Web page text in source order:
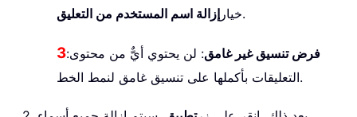
خيار إزالة اسم المستخدم من التعليق .
3: فرض تنسيق غير غامق: لن يحتوي أيٌّ من محتوى
التعليقات بأكملها على تنسيق غامق لنمط الخط.